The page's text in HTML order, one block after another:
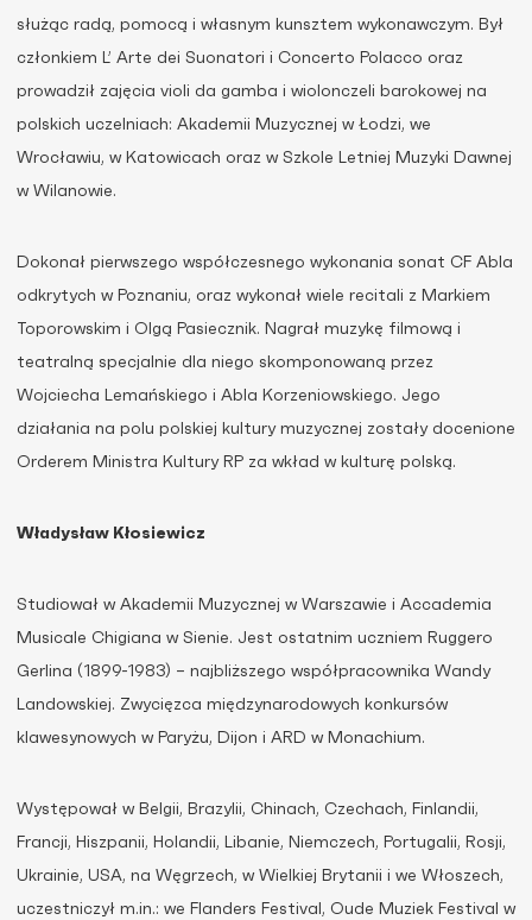
służąc radą, pomocą i własnym kunsztem wykonawczym. Był
członkiem L’ Arte dei Suonatori i Concerto Polacco oraz
prowadził zajęcia violi da gamba i wiolonczeli barokowej na
polskich uczelniach: Akademii Muzycznej w Łodzi, we
Wrocławiu, w Katowicach oraz w Szkole Letniej Muzyki Dawnej
w Wilanowie.
Dokonał pierwszego współczesnego wykonania sonat CF Abla
odkrytych w Poznaniu, oraz wykonał wiele recitali z Markiem
Toporowskim i Olgą Pasiecznik. Nagrał muzykę filmową i
teatralną specjalnie dla niego skomponowaną przez
Wojciecha Lemańskiego i Abla Korzeniowskiego. Jego
działania na polu polskiej kultury muzycznej zostały docenione
Orderem Ministra Kultury RP za wkład w kulturę polską.
Władysław Kłosiewicz
Studiował w Akademii Muzycznej w Warszawie i Accademia
Musicale Chigiana w Sienie. Jest ostatnim uczniem Ruggero
Gerlina (1899-1983) – najbliższego współpracownika Wandy
Landowskiej. Zwycięzca międzynarodowych konkursów
klawesynowych w Paryżu, Dijon i ARD w Monachium.
Występował w Belgii, Brazylii, Chinach, Czechach, Finlandii,
Francji, Hiszpanii, Holandii, Libanie, Niemczech, Portugalii, Rosji,
Ukrainie, USA, na Węgrzech, w Wielkiej Brytanii i we Włoszech,
uczestniczył m.in.: we Flanders Festival, Oude Muziek Festival w